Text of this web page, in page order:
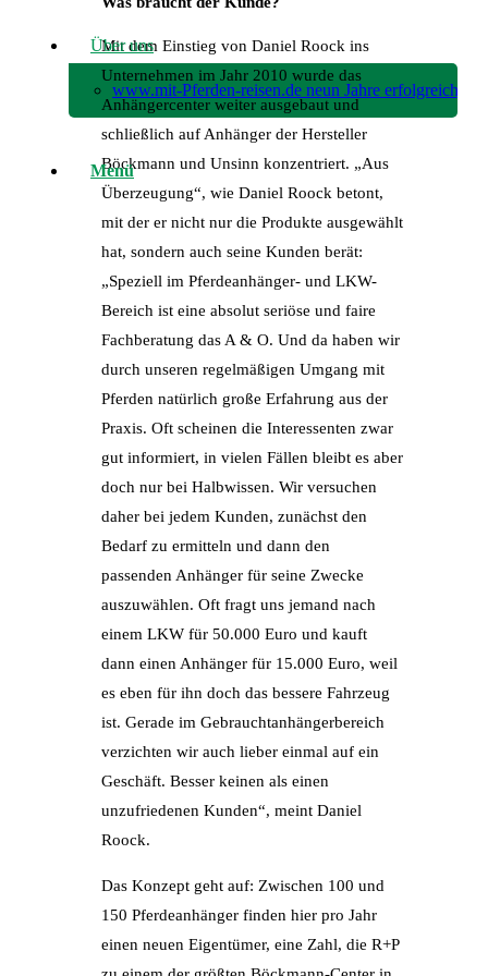
Über uns
www.mit-Pferden-reisen.de neun Jahre erfolgreich!
Menü
Mit dem Einstieg von Daniel Roock ins
Unternehmen im Jahr 2010 wurde das
Anhängercenter weiter ausgebaut und
schließlich auf Anhänger der Hersteller
Böckmann und Unsinn konzentriert. „Aus
Überzeugung“, wie Daniel Roock betont,
mit der er nicht nur die Produkte ausgewählt
hat, sondern auch seine Kunden berät:
„Speziell im Pferdeanhänger- und LKW-
Bereich ist eine absolut seriöse und faire
Fachberatung das A & O. Und da haben wir
durch unseren regelmäßigen Umgang mit
Pferden natürlich große Erfahrung aus der
Praxis. Oft scheinen die Interessenten zwar
gut informiert, in vielen Fällen bleibt es aber
doch nur bei Halbwissen. Wir versuchen
daher bei jedem Kunden, zunächst den
Bedarf zu ermitteln und dann den
passenden Anhänger für seine Zwecke
auszuwählen. Oft fragt uns jemand nach
einem LKW für 50.000 Euro und kauft
dann einen Anhänger für 15.000 Euro, weil
es eben für ihn doch das bessere Fahrzeug
ist. Gerade im Gebrauchtanhängerbereich
verzichten wir auch lieber einmal auf ein
Geschäft. Besser keinen als einen
unzufriedenen Kunden“, meint Daniel
Roock.
Das Konzept geht auf: Zwischen 100 und
150 Pferdeanhänger finden hier pro Jahr
einen neuen Eigentümer, eine Zahl, die R+P